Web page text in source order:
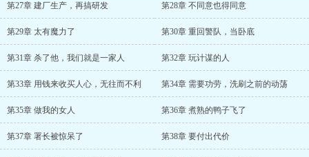
第27章 建厂生产，再搞研发 第28章 不同意也得同意
第29章 太有魔力了 第30章 重回警队，当卧底
第31章 杀了他，我们就是一家人 第32章 玩计谋的人
第33章 用钱来收买人心，无往而不利 第34章 需要功劳，洗刷之前的动荡
第35章 做我的女人 第36章 煮熟的鸭子飞了
第37章 署长被惊呆了 第38章 要付出代价